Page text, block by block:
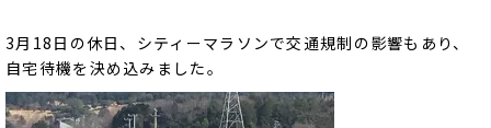
3月18日の休日、シティーマラソンで交通規制の影響もあり、
自宅待機を決め込みました。